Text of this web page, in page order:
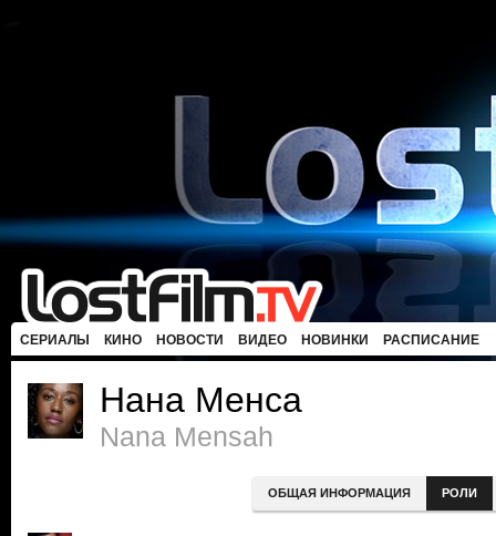
СЕРИАЛЫ КИНО НОВОСТИ ВИДЕО НОВИНКИ РАСПИСАНИЕ
Нана Менса
Nana Mensah
ОБЩАЯ ИНФОРМАЦИЯ РОЛИ